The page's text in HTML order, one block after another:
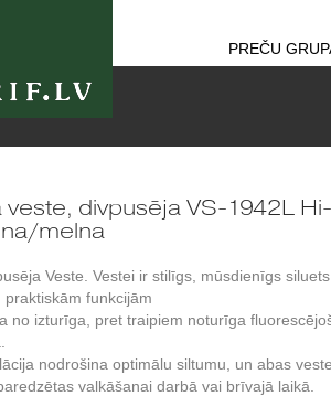
PREČU
veste, divpusēja VS-1942L
melna
Veste. Vestei ir stilīgs, mūsdienīgs
praktiskām funkcijām
no izturīga, pret traipiem noturīga
nodrošina optimālu siltumu, un abas
valkāšanai darbā vai brīvajā laikā.